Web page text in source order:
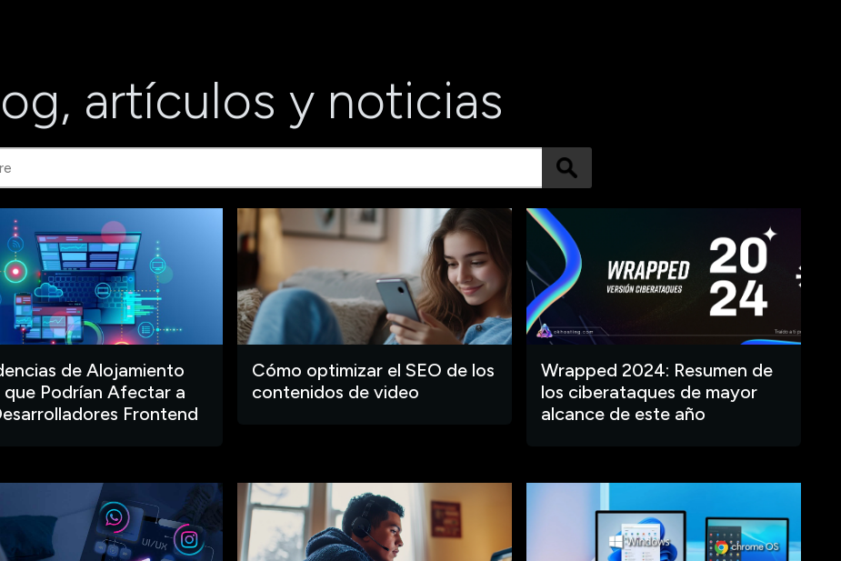
artículos y noticias
de Alojamiento
que Podrían Afectar a
Frontend
Cómo optimizar el SEO de los
contenidos de video
Wrapped 2024: Resumen de
los ciberataques de mayor
alcance de este año